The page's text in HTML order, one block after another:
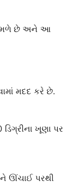
મળે છે અને આ
મદદ કરે છે.
ખૂણા પર
ઊંચાઈ પરથી